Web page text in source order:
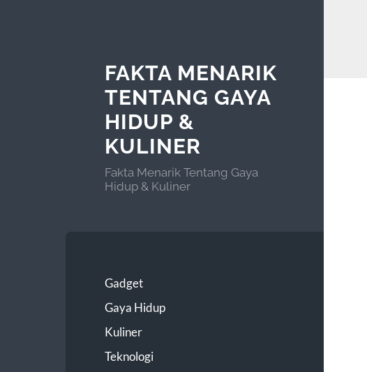
FAKTA MENARIK
TENTANG GAYA
HIDUP &
KULINER
Fakta Menarik Tentang Gaya
Hidup & Kuliner
Gadget
Gaya Hidup
Kuliner
Teknologi